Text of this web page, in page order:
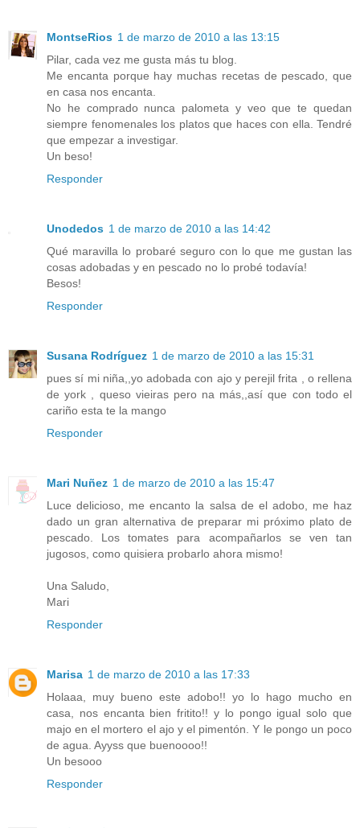
MontseRios 1 de marzo de 2010 a las 13:15
Pilar, cada vez me gusta más tu blog.
Me encanta porque hay muchas recetas de pescado, que
en casa nos encanta.
No he comprado nunca palometa y veo que te quedan
siempre fenomenales los platos que haces con ella. Tendré
que empezar a investigar.
Un beso!
Responder
Unodedos 1 de marzo de 2010 a las 14:42
Qué maravilla lo probaré seguro con lo que me gustan las
cosas adobadas y en pescado no lo probé todavía!
Besos!
Responder
Susana Rodríguez 1 de marzo de 2010 a las 15:31
pues sí mi niña,,yo adobada con ajo y perejil frita , o rellena
de york , queso vieiras pero na más,,así que con todo el
cariño esta te la mango
Responder
Mari Nuñez 1 de marzo de 2010 a las 15:47
Luce delicioso, me encanto la salsa de el adobo, me haz
dado un gran alternativa de preparar mi próximo plato de
pescado. Los tomates para acompañarlos se ven tan
jugosos, como quisiera probarlo ahora mismo!
Una Saludo,
Mari
Responder
Marisa 1 de marzo de 2010 a las 17:33
Holaaa, muy bueno este adobo!! yo lo hago mucho en
casa, nos encanta bien fritito!! y lo pongo igual solo que
majo en el mortero el ajo y el pimentón. Y le pongo un poco
de agua. Ayyss que buenoooo!!
Un besooo
Responder